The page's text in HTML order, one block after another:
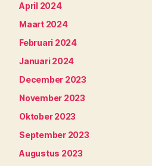
April 2024
Maart 2024
Februari 2024
Januari 2024
December 2023
November 2023
Oktober 2023
September 2023
Augustus 2023